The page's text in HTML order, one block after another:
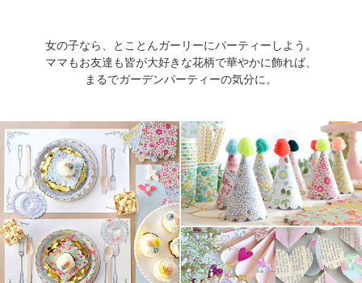
女の子なら、とことんガーリーにパーティーしよう。
ママもお友達も皆が大好きな花柄で華やかに飾れば、
まるでガーデンパーティーの気分に。